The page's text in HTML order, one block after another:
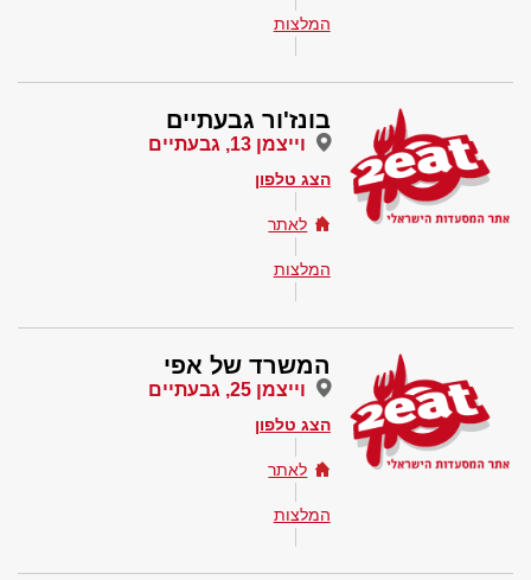
המלצות
בונז'ור גבעתיים
וייצמן 13, גבעתיים
הצג טלפון
לאתר
המלצות
המשרד של אפי
וייצמן 25, גבעתיים
הצג טלפון
לאתר
המלצות